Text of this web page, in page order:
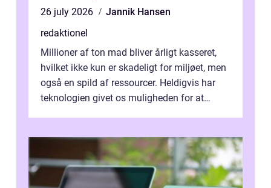
26 july 2026
Jannik Hansen
redaktionel
Millioner af ton mad bliver årligt kasseret,
hvilket ikke kun er skadeligt for miljøet, men
også en spild af ressourcer. Heldigvis har
teknologien givet os muligheden for at